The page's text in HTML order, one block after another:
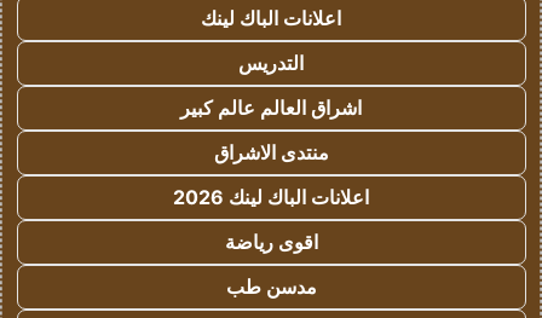
اعلانات الباك لينك
التدريس
اشراق العالم عالم كبير
منتدى الاشراق
اعلانات الباك لينك 2026
اقوى رياضة
مدسن طب